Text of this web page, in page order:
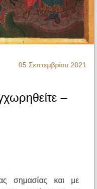
05 Σεπτεμβρίου 2021
–
σημασίας και με